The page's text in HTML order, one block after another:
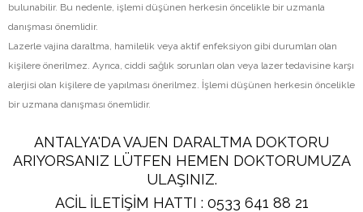
bulunabilir. Bu nedenle, işlemi düşünen herkesin öncelikle bir uzmanla
danışması önemlidir.
Lazerle vajina daraltma, hamilelik veya aktif enfeksiyon gibi durumları olan
kişilere önerilmez. Ayrıca, ciddi sağlık sorunları olan veya lazer tedavisine karşı
alerjisi olan kişilere de yapılması önerilmez. İşlemi düşünen herkesin öncelikle
bir uzmana danışması önemlidir.
ANTALYA'DA VAJEN DARALTMA DOKTORU
ARIYORSANIZ LÜTFEN HEMEN DOKTORUMUZA
ULAŞINIZ.
ACİL İLETİŞİM HATTI : 0533 641 88 21